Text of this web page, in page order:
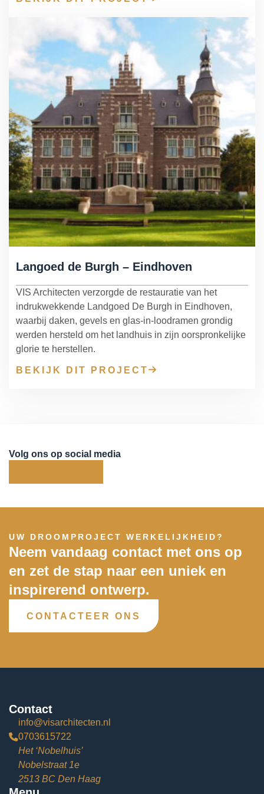
Langoed de Burgh – Eindhoven
VIS Architecten verzorgde de restauratie van het
indrukwekkende Landgoed De Burgh in Eindhoven,
waarbij daken, gevels en glas-in-loodramen grondig
werden hersteld om het landhuis in zijn oorspronkelijke
glorie te herstellen.
BEKIJK DIT PROJECT
Volg ons op social media
UW DROOMPROJECT WERKELIJKHEID?
Neem vandaag contact met ons op
en zet de stap naar een uniek en
inspirerend ontwerp.
CONTACTEER ONS
Contact
info@visarchitecten.nl
0703615722
Het ‘Nobelhuis’
Nobelstraat 1e
2513 BC Den Haag